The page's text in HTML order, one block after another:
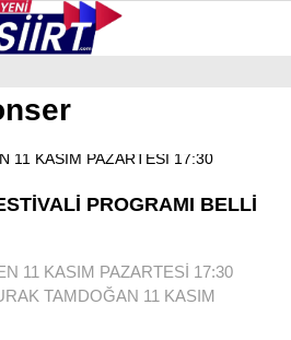
YAZARLAR
PROGRAMI BELLİ
11 KASIM PAZARTESİ 17:30
TAMDOĞAN 11 KASIM